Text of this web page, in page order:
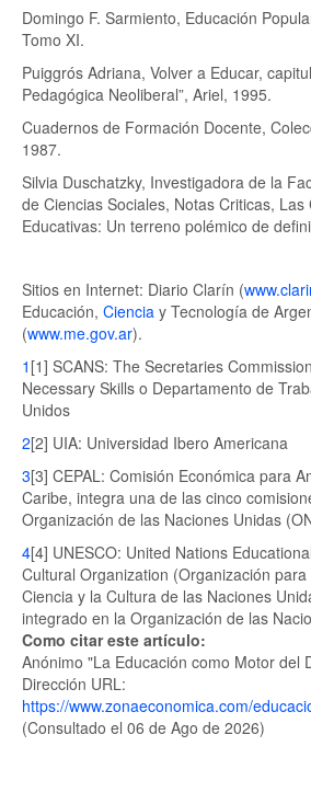
Domingo F. Sarmiento, Educación
Tomo XI.
Puiggrós Adriana, Volver a Educar,
Pedagógica Neoliberal”, Ariel, 1995.
Cuadernos de Formación Docente,
1987.
Silvia Duschatzky, Investigadora de la
de Ciencias Sociales, Notas Criticas, Las
Educativas: Un terreno polémico de
Sitios en Internet: Diario Clarín (
Educación, Ciencia y Tecnología de
(www.me.gov.ar).
1 [1] SCANS: The Secretaries
Necessary Skills o Departamento de
Unidos
2[2] UIA: Universidad Ibero Americana
3[3] CEPAL: Comisión Económica para
Caribe, integra una de las cinco
Organización de las Naciones Unidas
4[4] UNESCO: United Nations
Cultural Organization (Organización
Ciencia y la Cultura de las Naciones
integrado en la Organización de las
Como citar este artículo:
Anónimo "La Educación como Motor del
Dirección URL:
https://www.zonaeconomica.com/
(Consultado el 06 de Ago de 2026)